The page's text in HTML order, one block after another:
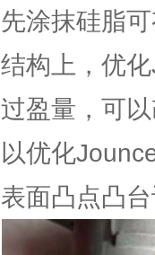
先涂抹硅脂
结构上，优
过盈量，可
以优化
表面凸点凸